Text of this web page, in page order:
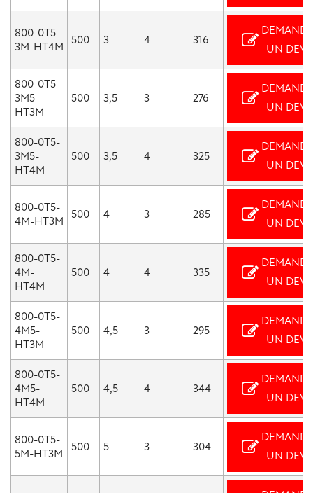
800-0T5-
3M-HT4M
500 3 4 316
UN
800-0T5-
3M5-
HT3M
500 3,5 3 276
UN
800-0T5-
3M5-
HT4M
500 3,5 4 325
UN
800-0T5-
4M-HT3M
500 4 3 285
UN
800-0T5-
4M-
HT4M
500 4 4 335
UN
800-0T5-
4M5-
HT3M
500 4,5 3 295
UN
800-0T5-
4M5-
HT4M
500 4,5 4 344
UN
800-0T5-
5M-HT3M
500 5 3 304
UN